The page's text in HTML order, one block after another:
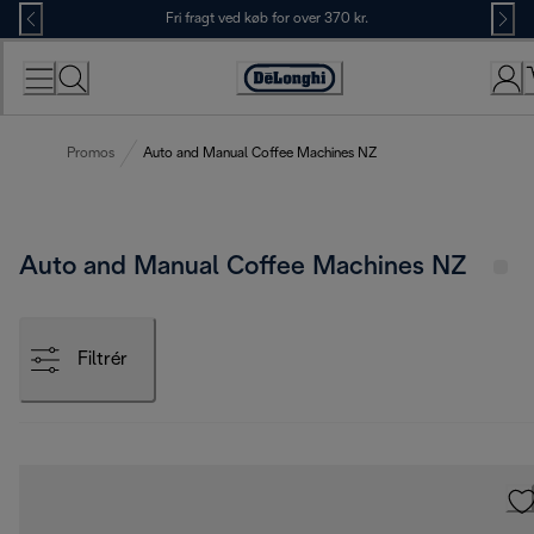
Skip
to
Content
Fri fragt ved køb for over 370 kr.
Accessibility
Promos Auto and Manual Coffee Machines NZ
Auto and Manual Coffee Machines NZ
Filtrér